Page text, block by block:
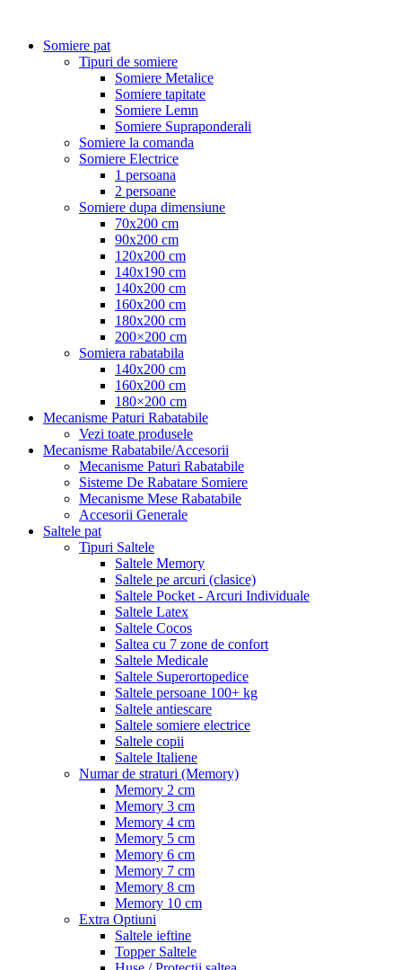
Somiere pat
Tipuri de somiere
Somiere Metalice
Somiere tapitate
Somiere Lemn
Somiere Supraponderali
Somiere la comanda
Somiere Electrice
1 persoana
2 persoane
Somiere dupa dimensiune
70x200 cm
90x200 cm
120x200 cm
140x190 cm
140x200 cm
160x200 cm
180x200 cm
200×200 cm
Somiera rabatabila
140x200 cm
160x200 cm
180×200 cm
Mecanisme Paturi Rabatabile
Vezi toate produsele
Mecanisme Rabatabile/Accesorii
Mecanisme Paturi Rabatabile
Sisteme De Rabatare Somiere
Mecanisme Mese Rabatabile
Accesorii Generale
Saltele pat
Tipuri Saltele
Saltele Memory
Saltele pe arcuri (clasice)
Saltele Pocket - Arcuri Individuale
Saltele Latex
Saltele Cocos
Saltea cu 7 zone de confort
Saltele Medicale
Saltele Superortopedice
Saltele persoane 100+ kg
Saltele antiescare
Saltele somiere electrice
Saltele copii
Saltele Italiene
Numar de straturi (Memory)
Memory 2 cm
Memory 3 cm
Memory 4 cm
Memory 5 cm
Memory 6 cm
Memory 7 cm
Memory 8 cm
Memory 10 cm
Extra Optiuni
Saltele ieftine
Topper Saltele